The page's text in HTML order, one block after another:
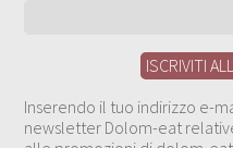
Inserendo il tuo indirizzo e-
newsletter Dolom-eat